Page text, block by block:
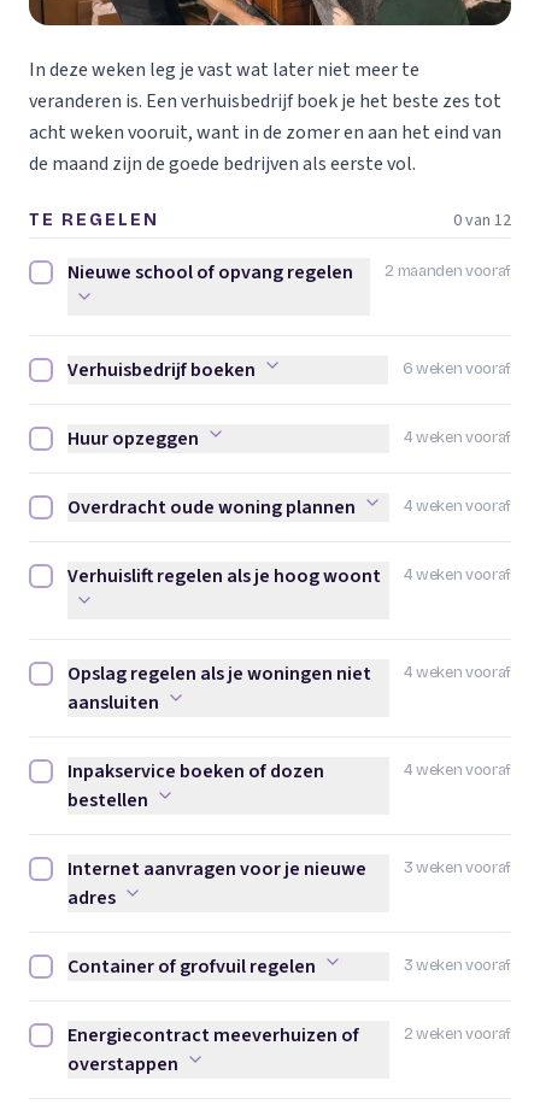
In deze weken leg je vast wat later niet meer te
veranderen is. Een verhuisbedrijf boek je het beste zes tot
acht weken vooruit, want in de zomer en aan het eind van
de maand zijn de goede bedrijven als eerste vol.
TE REGELEN 0 van 12
2 maanden vooraf
Nieuwe school of opvang regelen afvinken
Nieuwe school of opvang regelen
6 weken vooraf
Verhuisbedrijf boeken afvinken
Verhuisbedrijf boeken
4 weken vooraf
Huur opzeggen afvinken
Huur opzeggen
4 weken vooraf
Overdracht oude woning plannen afvinken
Overdracht oude woning plannen
4 weken vooraf
Verhuislift regelen als je hoog woont afvinken
Verhuislift regelen als je hoog woont
4 weken vooraf
Opslag regelen als je woningen niet aansluiten afvinken
Opslag regelen als je woningen niet
aansluiten
4 weken vooraf
Inpakservice boeken of dozen bestellen afvinken
Inpakservice boeken of dozen
bestellen
3 weken vooraf
Internet aanvragen voor je nieuwe adres afvinken
Internet aanvragen voor je nieuwe
adres
3 weken vooraf
Container of grofvuil regelen afvinken
Container of grofvuil regelen
2 weken vooraf
Energiecontract meeverhuizen of overstappen afvinken
Energiecontract meeverhuizen of
overstappen